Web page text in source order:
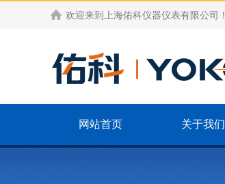
欢迎来到 上海佑科仪器仪表有限公司 ！
网站首页 关于我们